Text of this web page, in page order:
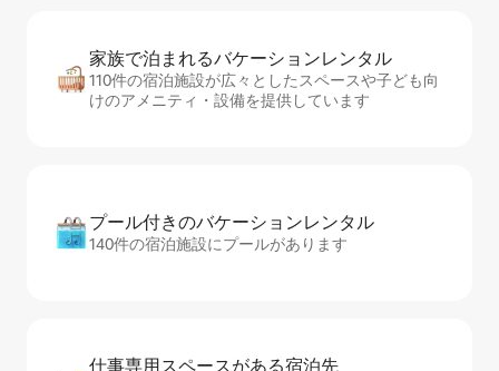
家族で泊まれるバ⁠ケ⁠ー⁠シ⁠ョ⁠ンレ⁠ン⁠タ⁠ル
110件の宿泊施設が広々としたスペースや子ども向
けのアメニティ・設備を提供しています
プール付きのバ⁠ケ⁠ー⁠シ⁠ョ⁠ンレ⁠ン⁠タ⁠ル
140件の宿泊施設にプールがあります
仕事専用ス⁠ペ⁠ー⁠スがあ⁠る宿⁠泊⁠先